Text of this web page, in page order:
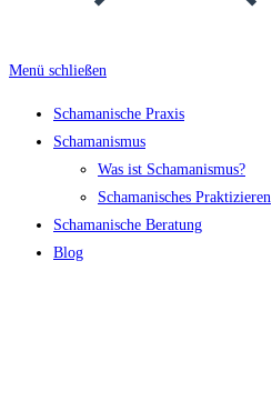
Menü schließen
Schamanische Praxis
Schamanismus
Was ist Schamanismus?
Schamanisches Praktizieren
Schamanische Beratung
Blog